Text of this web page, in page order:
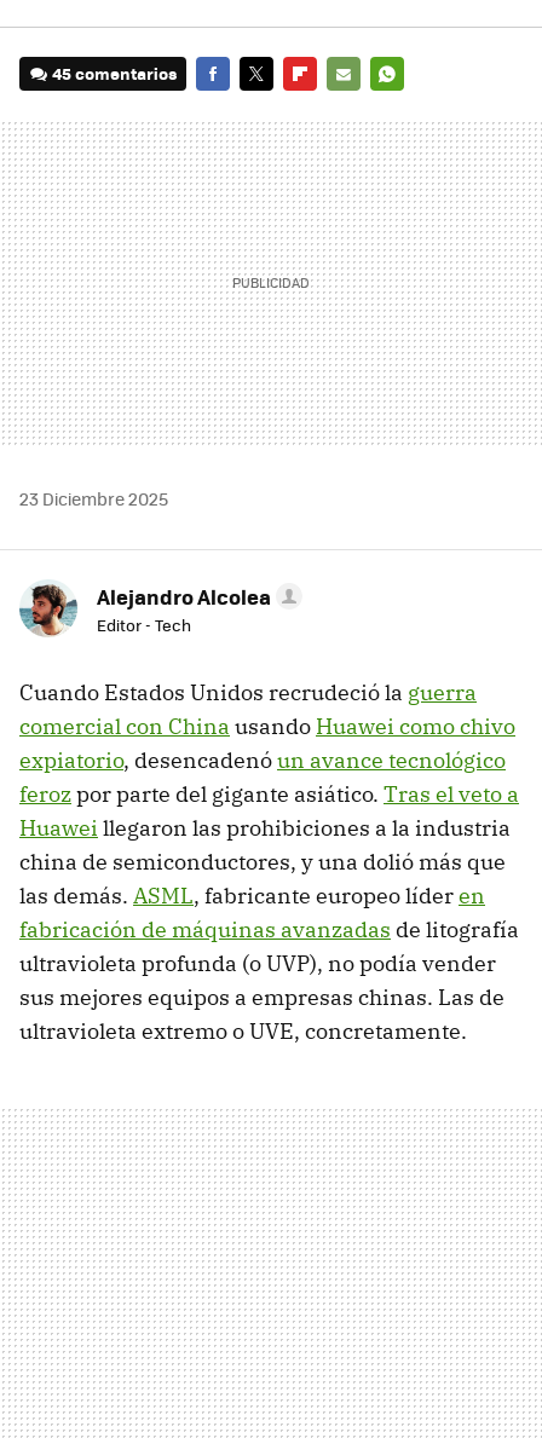
45 comentarios
MAIL
23 Diciembre 2025
Alejandro Alcolea
Editor - Tech
Cuando Estados Unidos recrudeció la guerra
comercial con China usando Huawei como chivo
expiatorio, desencadenóun avance tecnológico
ferozpor parte del gigante asiático. Tras el veto a
Huawei llegaron las prohibiciones a la industria
china de semiconductores, y una dolió más que
las demás. ASML, fabricante europeo líderen
fabricación de máquinas avanzadas de litografía
ultravioleta profunda (o UVP), no podía vender
sus mejores equipos a empresas chinas. Las de
ultravioleta extremo o UVE, concretamente.